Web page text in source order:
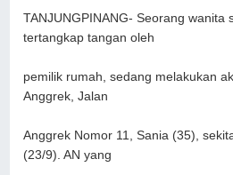
TANJUNGPINANG-Seorang wanita
tertangkap tangan oleh
pemilik rumah, sedang melakukan
Anggrek, Jalan
Anggrek Nomor 11, Sania (35),
(23/9). AN yang